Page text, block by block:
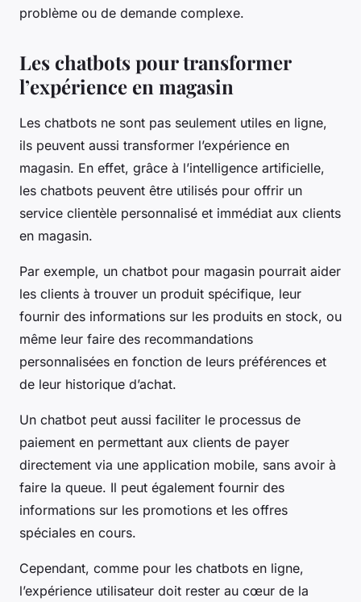
problème ou de demande complexe.
Les chatbots pour transformer
l’expérience en magasin
Les chatbots ne sont pas seulement utiles en ligne,
ils peuvent aussi transformer l’expérience en
magasin. En effet, grâce à l’intelligence artificielle,
les chatbots peuvent être utilisés pour offrir un
service clientèle personnalisé et immédiat aux clients
en magasin.
Par exemple, un chatbot pour magasin pourrait aider
les clients à trouver un produit spécifique, leur
fournir des informations sur les produits en stock, ou
même leur faire des recommandations
personnalisées en fonction de leurs préférences et
de leur historique d’achat.
Un chatbot peut aussi faciliter le processus de
paiement en permettant aux clients de payer
directement via une application mobile, sans avoir à
faire la queue. Il peut également fournir des
informations sur les promotions et les offres
spéciales en cours.
Cependant, comme pour les chatbots en ligne,
l’expérience utilisateur doit rester au cœur de la